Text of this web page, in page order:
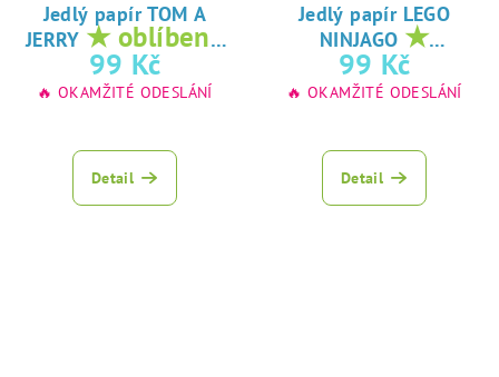
Jedlý papír TOM A
JERRY ★ oblíbený
tisk na jedlý
papír
99 Kč
🔥 OKAMŽITÉ ODESLÁNÍ
Detail
Jedlý papír LEGO
NINJAGO ★
oblíbený tisk na
jedlý papír
99 Kč
🔥 OKAMŽITÉ ODESLÁNÍ
Detail